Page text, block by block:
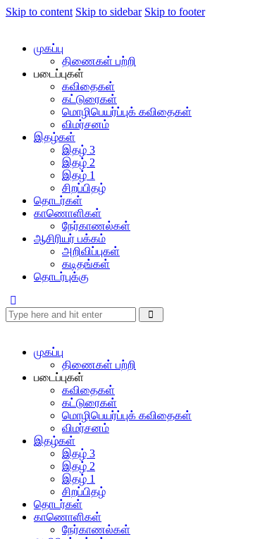
Skip to content Skip to sidebar Skip to footer
முகப்பு
திணைகள் பற்றி
படைப்புகள்
கவிதைகள்
கட்டுரைகள்
மொழிபெயர்ப்புக் கவிதைகள்
விமர்சனம்
இதழ்கள்
இதழ் 3
இதழ் 2
இதழ் 1
சிறப்பிதழ்
தொடர்கள்
காணொளிகள்
நேர்காணல்கள்
ஆசிரியர் பக்கம்
அறிவிப்புகள்
கடிதங்கள்
தொடர்புக்கு
முகப்பு
திணைகள் பற்றி
படைப்புகள்
கவிதைகள்
கட்டுரைகள்
மொழிபெயர்ப்புக் கவிதைகள்
விமர்சனம்
இதழ்கள்
இதழ் 3
இதழ் 2
இதழ் 1
சிறப்பிதழ்
தொடர்கள்
காணொளிகள்
நேர்காணல்கள்